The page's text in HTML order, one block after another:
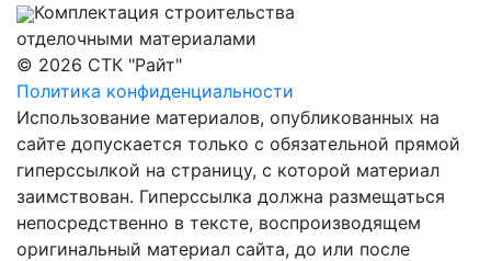
Комплектация строительства
отделочными материалами
© 2026 СТК "Райт"
Политика конфиденциальности
Использование материалов, опубликованных на
сайте допускается только с обязательной прямой
гиперссылкой на страницу, с которой материал
заимствован. Гиперссылка должна размещаться
непосредственно в тексте, воспроизводящем
оригинальный материал сайта, до или после